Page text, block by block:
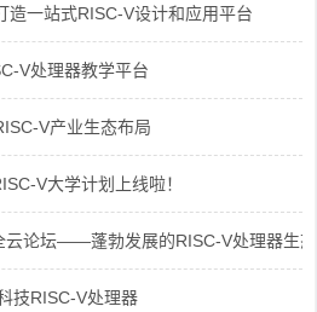
造一站式RISC-V设计和应用平台
V处理器教学平台
V产业生态布局
V大学计划上线啦！
论坛——蓬勃发展的RISC-V处理器生态
技RISC-V处理器